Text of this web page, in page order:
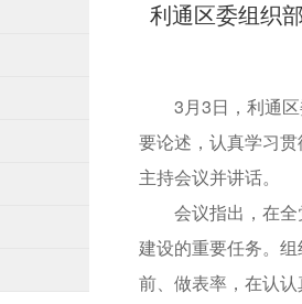
3月3日，利通区
要论述，认真学习
主持会议并讲话。
会议指出，在全
建设的重要任务。
前、做表率，在认